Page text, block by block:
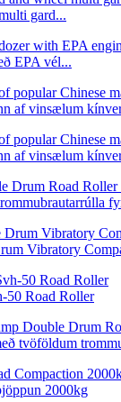
gard...
EPA vél...
af vinsælum
af vinsælum
Vibratory
50 Road Roller
tvöföldum
2000kg